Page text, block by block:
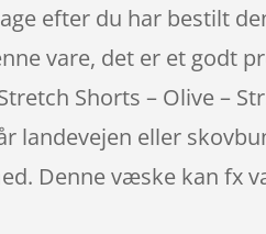
efter du har bestilt
vare, det er et godt
Shorts – Olive –
landevejen eller
Denne væske kan fx